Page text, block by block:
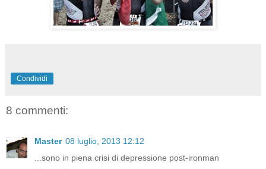
Condividi
8 commenti:
Master 08 luglio, 2013 12:12
...sono in piena crisi di depressione post-ironman